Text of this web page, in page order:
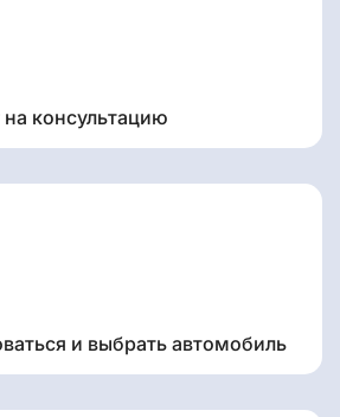
на консультацию
и выбрать автомобиль